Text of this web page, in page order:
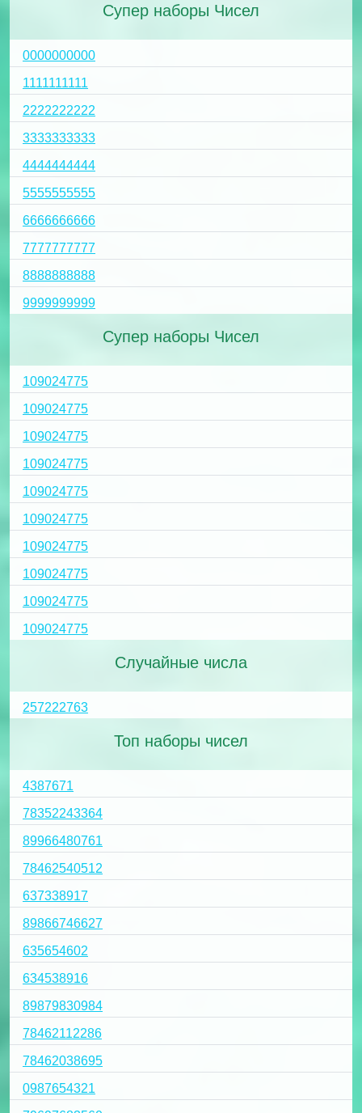
Супер наборы Чисел
0000000000
1111111111
2222222222
3333333333
4444444444
5555555555
6666666666
7777777777
8888888888
9999999999
Супер наборы Чисел
109024775
109024775
109024775
109024775
109024775
109024775
109024775
109024775
109024775
109024775
Случайные числа
257222763
Топ наборы чисел
4387671
78352243364
89966480761
78462540512
637338917
89866746627
635654602
634538916
89879830984
78462112286
78462038695
0987654321